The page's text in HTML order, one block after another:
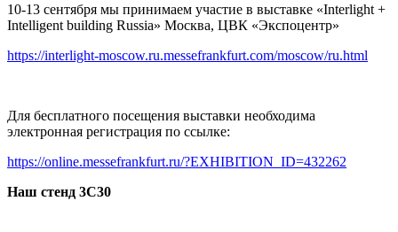
10-13 сентября мы принимаем участие в выставке «Interlight +
Intelligent building Russia» Москва, ЦВК «Экспоцентр»
https://interlight-moscow.ru.messefrankfurt.com/moscow/ru.html
Для бесплатного посещения выставки необходима
электронная регистрация по ссылке:
https://online.messefrankfurt.ru/?EXHIBITION_ID=432262
Наш стенд 3С30